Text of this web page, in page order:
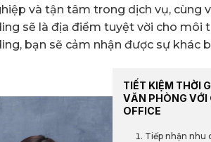
và tận tâm trong dịch vụ, cùng
sẽ là địa điểm tuyệt vời cho môi
bạn sẽ cảm nhận được sự khác
TIẾT KIỆM THỜI
VĂN PHÒNG
OFFICE
Tiếp nhận nhu